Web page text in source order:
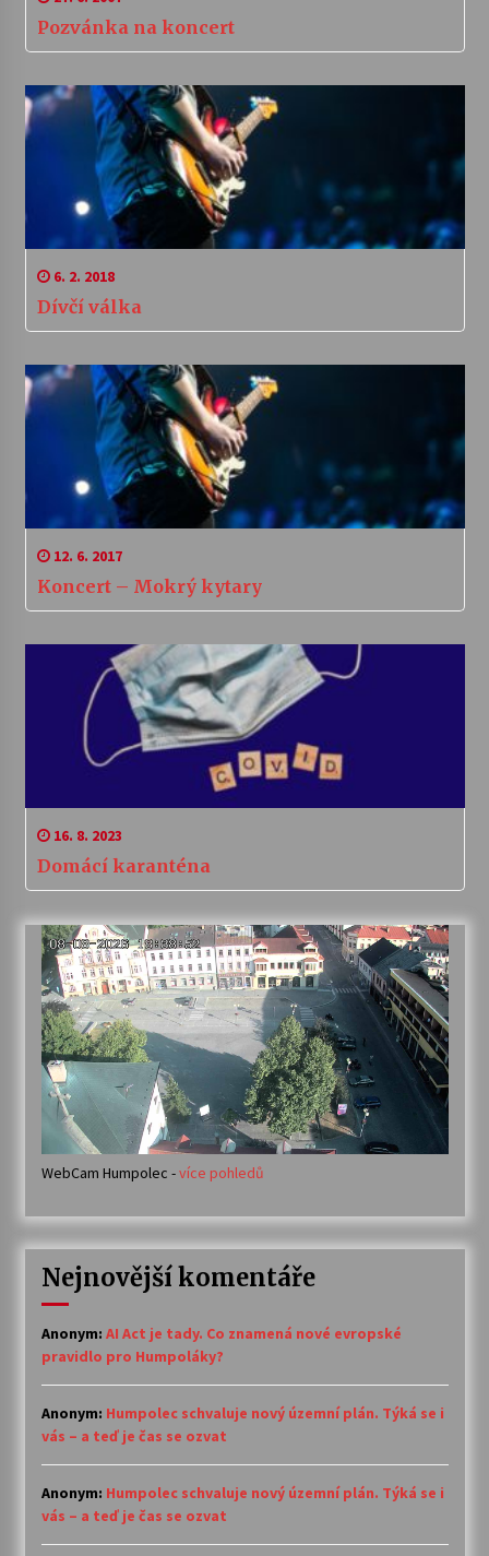
Pozvánka na koncert
6. 2. 2018
Dívčí válka
12. 6. 2017
Koncert – Mokrý kytary
16. 8. 2023
Domácí karanténa
WebCam Humpolec -více pohledů
Nejnovější komentáře
Anonym: AI Act je tady. Co znamená nové evropské
pravidlo pro Humpoláky?
Anonym: Humpolec schvaluje nový územní plán. Týká se i
vás – a teď je čas se ozvat
Anonym: Humpolec schvaluje nový územní plán. Týká se i
vás – a teď je čas se ozvat